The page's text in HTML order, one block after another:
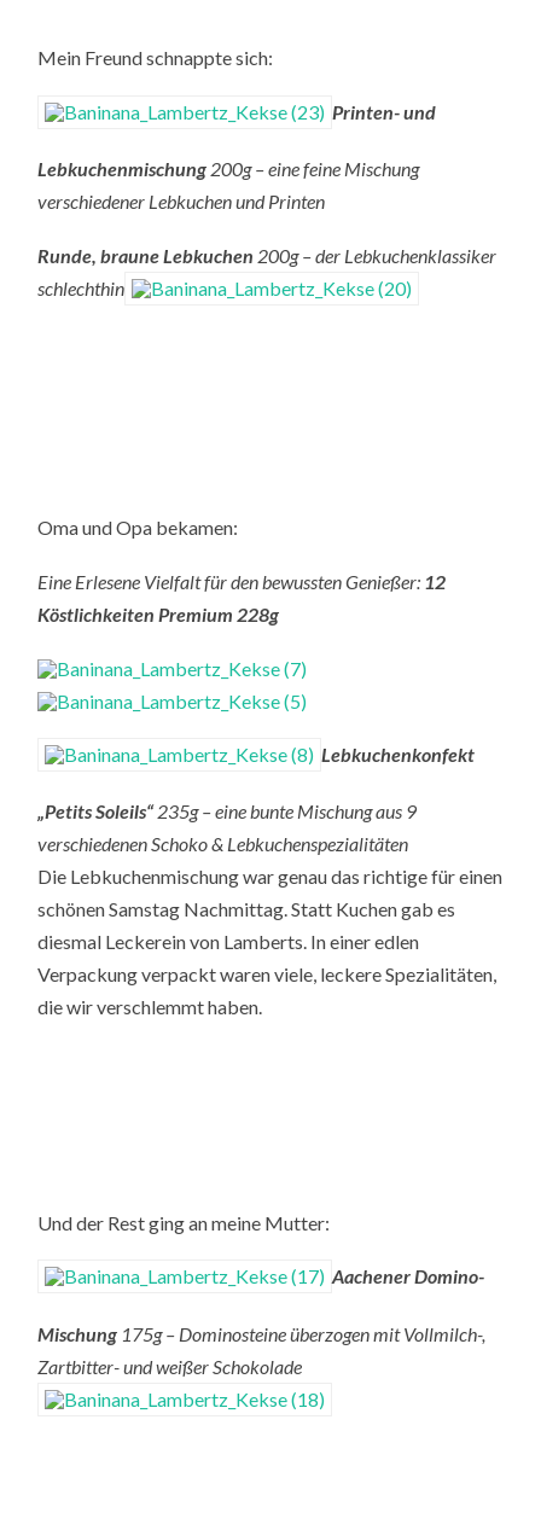
Mein Freund schnappte sich:
Printen- und
Lebkuchenmischung 200g – eine feine Mischung
verschiedener Lebkuchen und Printen
Runde, braune Lebkuchen 200g – der Lebkuchenklassiker
schlechthin
Oma und Opa bekamen:
Eine Erlesene Vielfalt für den bewussten Genießer: 12
Köstlichkeiten Premium 228g
Lebkuchenkonfekt
„Petits Soleils“235g – eine bunte Mischung aus 9
verschiedenen Schoko & Lebkuchenspezialitäten
Die Lebkuchenmischung war genau das richtige für einen
schönen Samstag Nachmittag. Statt Kuchen gab es
diesmal Leckerein von Lamberts. In einer edlen
Verpackung verpackt waren viele, leckere Spezialitäten,
die wir verschlemmt haben.
Und der Rest ging an meine Mutter:
Aachener Domino-
Mischung 175g – Dominosteine überzogen mit Vollmilch-,
Zartbitter- und weißer Schokolade